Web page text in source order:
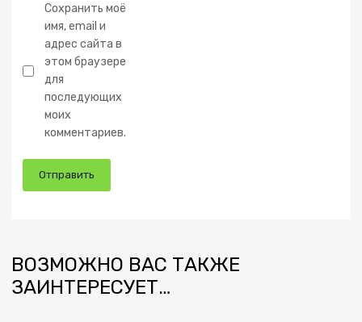
Сохранить моё
имя, email и
адрес сайта в
этом браузере
для
последующих
моих
комментариев.
ВОЗМОЖНО ВАС ТАКЖЕ
ЗАИНТЕРЕСУЕТ…